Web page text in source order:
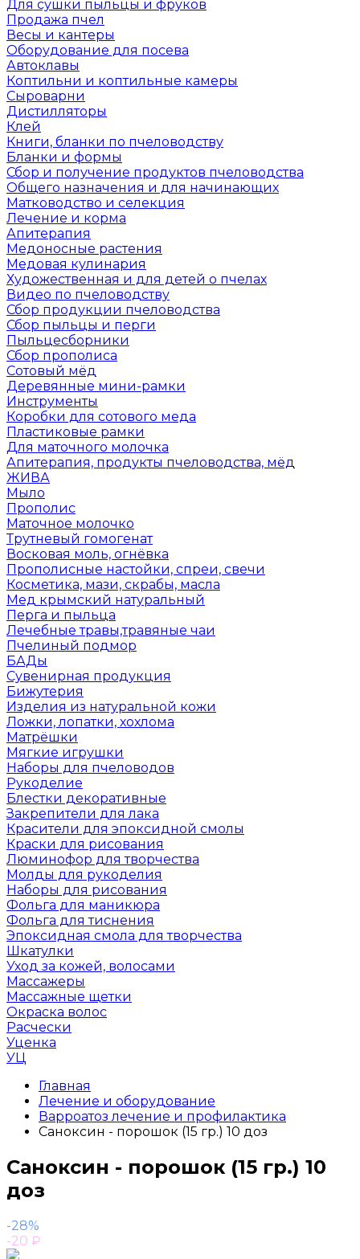
Для сушки пыльцы и фруков
Продажа пчел
Весы и кантеры
Оборудование для посева
Автоклавы
Коптильни и коптильные камеры
Сыроварни
Дистилляторы
Клей
Книги, бланки по пчеловодству
Бланки и формы
Сбор и получение продуктов пчеловодства
Общего назначения и для начинающих
Матководство и селекция
Лечение и корма
Апитерапия
Медоносные растения
Медовая кулинария
Художественная и для детей о пчелах
Видео по пчеловодству
Сбор продукции пчеловодства
Сбор пыльцы и перги
Пыльцесборники
Сбор прополиса
Сотовый мёд
Деревянные мини-рамки
Инструменты
Коробки для сотового меда
Пластиковые рамки
Для маточного молочка
Апитерапия, продукты пчеловодства, мёд
ЖИВА
Мыло
Прополис
Маточное молочко
Трутневый гомогенат
Восковая моль, огнёвка
Прополисные настойки, спреи, свечи
Косметика, мази, скрабы, масла
Мед крымский натуральный
Перга и пыльца
Лечебные травы,травяные чаи
Пчелиный подмор
БАДы
Сувенирная продукция
Бижутерия
Изделия из натуральной кожи
Ложки, лопатки, хохлома
Матрёшки
Мягкие игрушки
Наборы для пчеловодов
Рукоделие
Блестки декоративные
Закрепители для лака
Красители для эпоксидной смолы
Краски для рисования
Люминофор для творчества
Молды для рукоделия
Наборы для рисования
Фольга для маникюра
Фольга для тиснения
Эпоксидная смола для творчества
Шкатулки
Уход за кожей, волосами
Массажеры
Массажные щетки
Окраска волос
Расчески
Уценка
УЦ
Главная
Лечение и оборудование
Варроатоз лечение и профилактика
Саноксин - порошок (15 гр.) 10 доз
Саноксин - порошок (15 гр.) 10
доз
-28%
-20 ₽